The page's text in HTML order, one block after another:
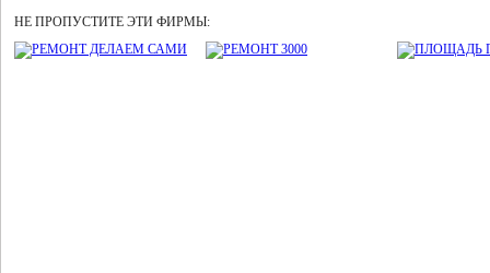
НЕ ПРОПУСТИТЕ ЭТИ ФИРМЫ: